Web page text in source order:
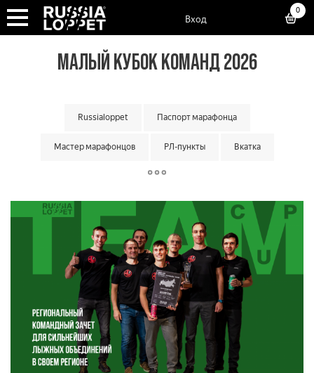
Вход
0
МАЛЫЙ КУБОК КОМАНД 2026
Russialoppet Паспорт марафонца
Мастер марафонцов РЛ-пункты Вкатка
Суперкубок марафонов
Большой кубок команд Классический кубок команд
Малый кубок команд Матчевая встреча команд
Кубок мастеров Лотерея лаки лузеров Онлайн гонки